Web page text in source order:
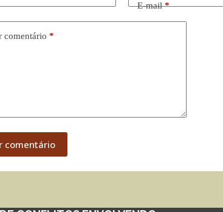
E-mail*
comentário *
comentário